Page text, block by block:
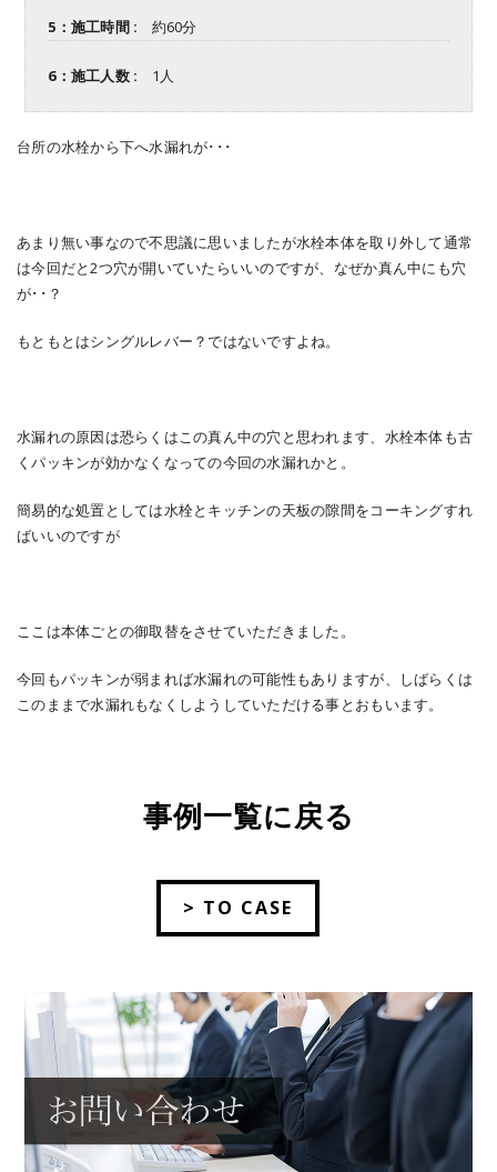
5：施工時間 : 約60分
6：施工人数 : 1人
台所の水栓から下へ水漏れが･･･
あまり無い事なので不思議に思いましたが水栓本体を取り外して通常
は今回だと2つ穴が開いていたらいいのですが、なぜか真ん中にも穴
が･･？
もともとはシングルレバー？ではないですよね。
水漏れの原因は恐らくはこの真ん中の穴と思われます、水栓本体も古
くパッキンが効かなくなっての今回の水漏れかと。
簡易的な処置としては水栓とキッチンの天板の隙間をコーキングすれ
ばいいのですが
ここは本体ごとの御取替をさせていただきました。
今回もパッキンが弱まれば水漏れの可能性もありますが、しばらくは
このままで水漏れもなくしようしていただける事とおもいます。
事例一覧に戻る
> TO CASE